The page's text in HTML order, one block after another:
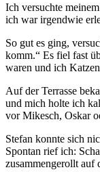
Ich versuchte
ich war irgendwie
So gut es ging,
komm.
Es fiel fast
waren und ich
Auf der Terrasse
und mich holte ich
vor Mikesch, Oskar
Stefan konnte sich
Spontan rief ich:
zusammengerollt auf